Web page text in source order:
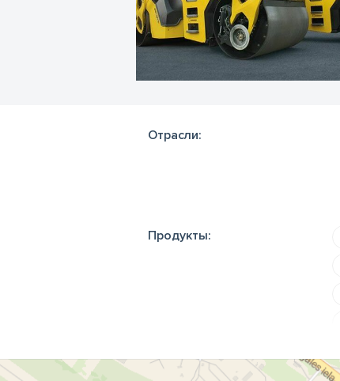
Отрасли:
Продукты: